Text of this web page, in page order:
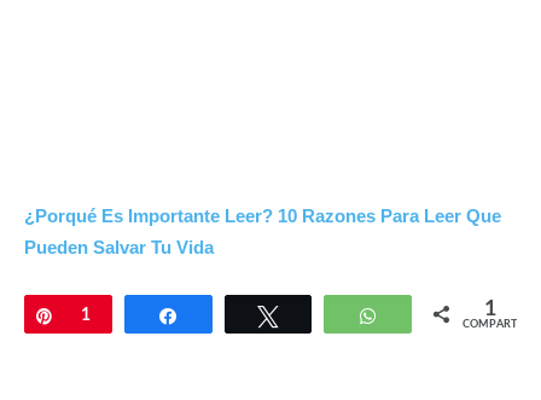
¿Porqué Es Importante Leer? 10 Razones Para Leer Que
Pueden Salvar Tu Vida
Pin
1 Compartir WhatsApp 1
COMPARTIR